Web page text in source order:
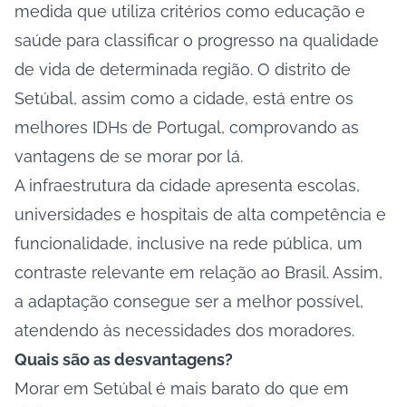
medida que utiliza critérios como educação e
saúde para classificar o progresso na qualidade
de vida de determinada região. O distrito de
Setúbal, assim como a cidade, está entre os
melhores IDHs de Portugal, comprovando as
vantagens de se morar por lá.
A infraestrutura da cidade apresenta escolas,
universidades e hospitais de alta competência e
funcionalidade, inclusive na rede pública, um
contraste relevante em relação ao Brasil. Assim,
a adaptação consegue ser a melhor possível,
atendendo às necessidades dos moradores.
Quais são as desvantagens?
Morar em Setúbal é mais barato do que em